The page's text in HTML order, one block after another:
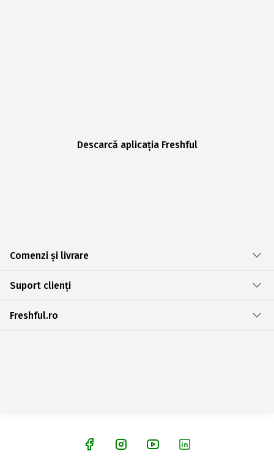
Descarcă aplicația Freshful
Comenzi și livrare
Suport clienți
Freshful.ro